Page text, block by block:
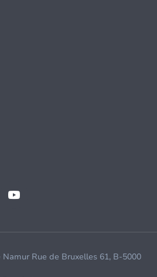
Rue de Bruxelles 61, B-5000